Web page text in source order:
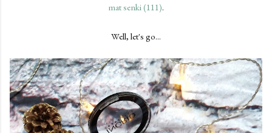
mat senki (111).
Well, let's go...